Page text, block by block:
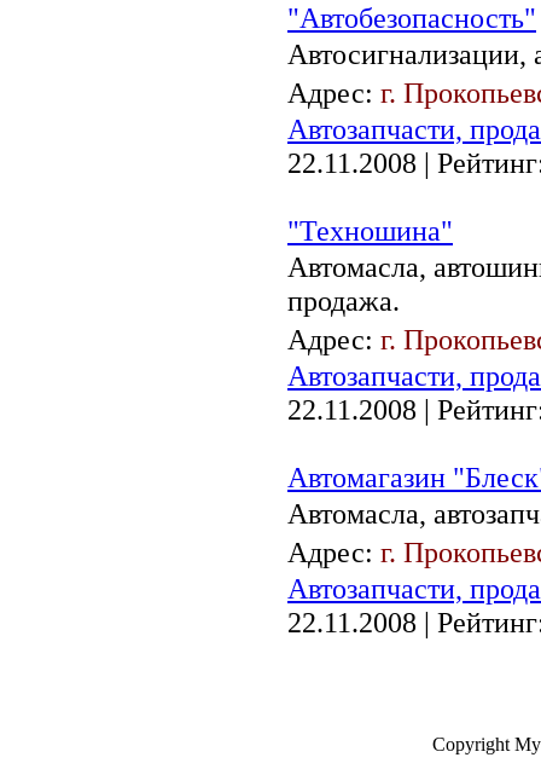
"Автобезопасность"
Автосигнализации,
Адрес: г.
Автозапчасти,
22.11.2008 |
"Техношина"
Автомасла,
продажа.
Адрес: г.
Автозапчасти,
22.11.2008 |
Автомагазин
Автомасла,
Адрес: г.
Автозапчасти,
22.11.2008 |
Copyright